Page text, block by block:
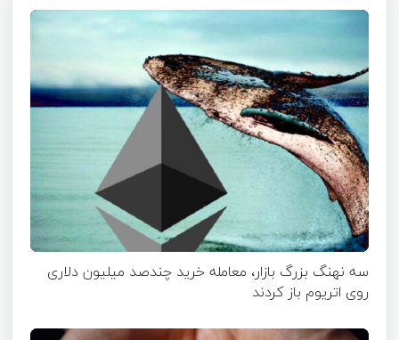
سه نهنگ بزرگ بازار، معامله خرید چندصد میلیون دلاری
روی اتریوم باز کردند